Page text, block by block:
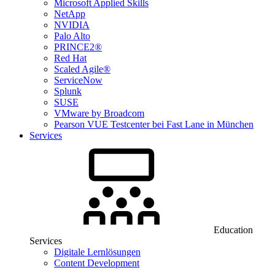
Microsoft Applied Skills
NetApp
NVIDIA
Palo Alto
PRINCE2®
Red Hat
Scaled Agile®
ServiceNow
Splunk
SUSE
VMware by Broadcom
Pearson VUE Testcenter bei Fast Lane in München
Services
Education
Services
Digitale Lernlösungen
Content Development